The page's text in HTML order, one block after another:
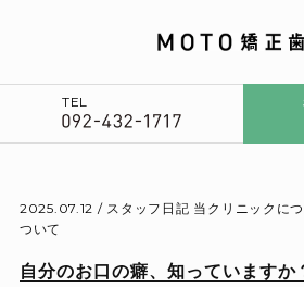
TEL
2025.07.12 / スタッフ日記 当クリニックに
ついて
自分のお口の癖、知っていますか